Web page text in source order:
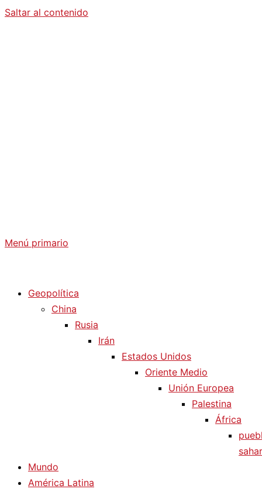
Saltar al contenido
Menú primario
Geopolítica
China
Rusia
Irán
Estados Unidos
Oriente Medio
Unión Europea
Palestina
África
Mundo
América Latina